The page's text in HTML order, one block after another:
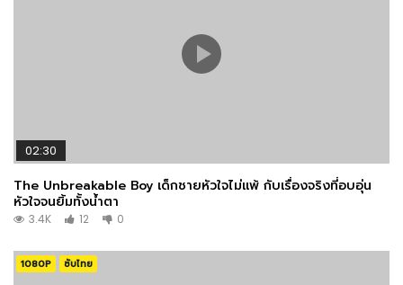
02:30
The Unbreakable Boy เด็กชายหัวใจไม่แพ้ กับเรื่องจริงที่อบอุ่น
หัวใจจนยิ้มทั้งน้ำตา
3.4K 12 0
1080P ซับไทย